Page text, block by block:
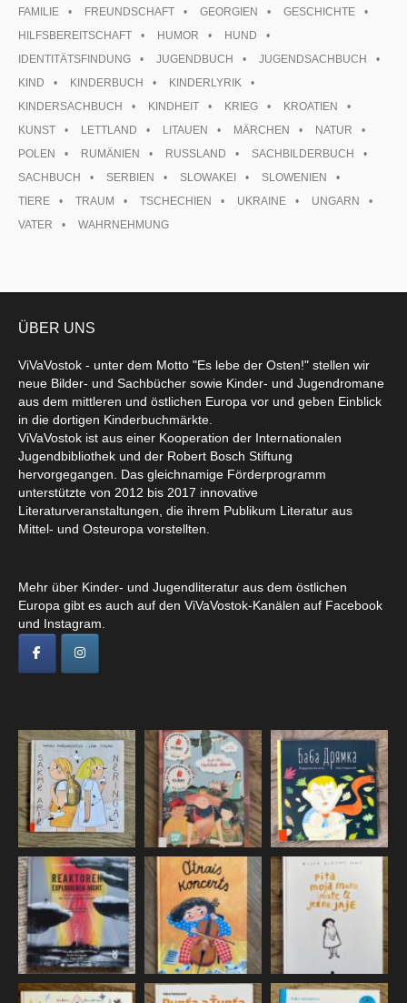
FAMILIE
FREUNDSCHAFT GEORGIEN
GESCHICHTE
HILFSBEREITSCHAFT
HUMOR
HUND
IDENTITÄTSFINDUNG
JUGENDBUCH
JUGENDSACHBUCH
KIND
KINDERBUCH
KINDERLYRIK
KINDERSACHBUCH
KINDHEIT KRIEG
KROATIEN
KUNST
LETTLAND LITAUEN MÄRCHEN
NATUR
POLEN
RUMÄNIEN RUSSLAND
SACHBILDERBUCH
SACHBUCH
SERBIEN SLOWAKEI
SLOWENIEN
TIERE
TRAUM TSCHECHIEN UKRAINE
UNGARN
VATER
WAHRNEHMUNG
ÜBER UNS
ViVaVostok - unter dem Motto "Es lebe der Osten!" stellen wir
neue Bilder- und Sachbücher sowie Kinder- und Jugendromane
aus dem mittleren und östlichen Europa vor und geben Einblick
in die dortigen Kinderbuchmärkte.
ViVaVostok ist aus einer Kooperation der Internationalen
Jugendbibliothek und der Robert Bosch Stiftung
hervorgegangen. Das gleichnamige Förderprogramm
unterstützte von 2012 bis 2017 innovative
Literaturveranstaltungen, die ihrem Publikum Literatur aus
Mittel- und Osteuropa vorstellten.
Mehr über Kinder- und Jugendliteratur aus dem östlichen
Europa gibt es auch auf den ViVaVostok-Kanälen auf Facebook
und Instagram.